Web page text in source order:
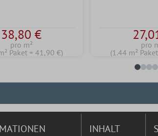
5 Sternen
38,80 €
pro m²
Paket = 41,90 €)
pro
(1.44 m²
INHALT